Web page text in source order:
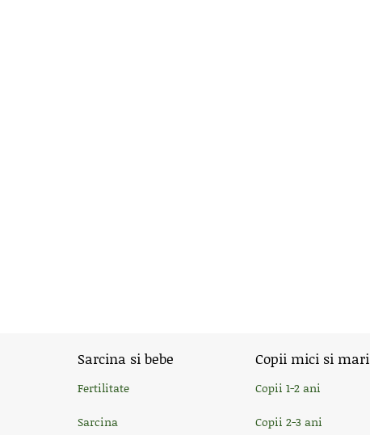
Sarcina si bebe
Fertilitate
Sarcina
Copii mici si mari
Copii 1-2 ani
Copii 2-3 ani